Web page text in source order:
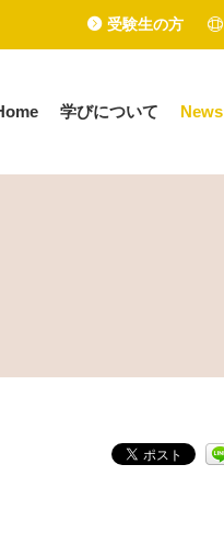
受験生の方
学びについて News